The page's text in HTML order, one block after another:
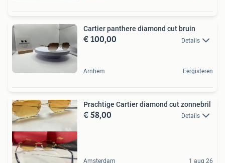
Cartier panthere diamond cut bruin
€ 100,00 Details
Arnhem Eergisteren
Prachtige Cartier diamond cut zonnebril
€ 58,00 Details
Amsterdam 1 aug 26